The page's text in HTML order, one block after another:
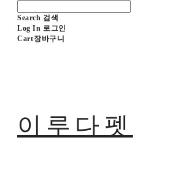
Search 검색
Log In 로그인
Cart장바구니
이루다펫